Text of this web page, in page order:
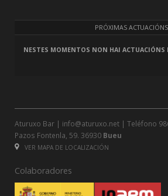
PRÓXIMAS ACTUACIÓNS
NESTES MOMENTOS NON HAI ACTUACIÓNS
Aturuxo Bar | info@aturuxo.net | Teléfono
Pazos Fontenla, 59. 36930 Bueu
VER MAPA DE LOCALIZACIÓN
Colaboradores